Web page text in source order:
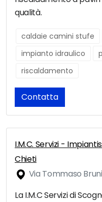
qualità.
caldaie camini stufe
impianto idraulico
riscaldamento
Contatta
I.M.C. Servizi -
Chieti
Via Tommaso
La I.M.C Servizi di